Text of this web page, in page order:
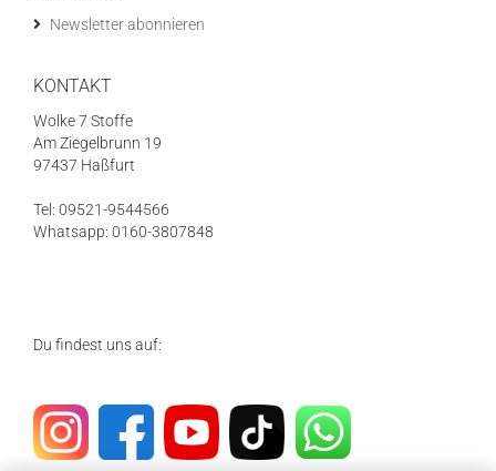
Newsletter abonnieren
KONTAKT
Wolke 7 Stoffe
Am Ziegelbrunn 19
97437 Haßfurt
Tel: 09521-9544566
Whatsapp: 0160-3807848
Du findest uns auf: